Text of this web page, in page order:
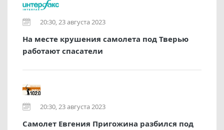
20:30, 23 августа 2023
На месте крушения самолета под Тверью
работают спасатели
20:30, 23 августа 2023
Самолет Евгения Пригожина разбился под